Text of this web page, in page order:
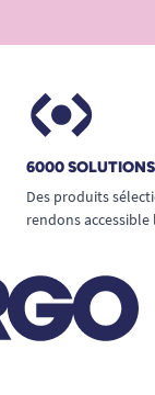
6000
Des produits
rendons